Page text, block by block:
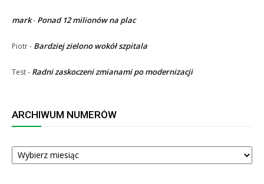
mark- Ponad 12 milionów na plac
Piotr- Bardziej zielono wokół szpitala
Test- Radni zaskoczeni zmianami po modernizacji
ARCHIWUM NUMERÓW
ARCHIWUM
NUMERÓW